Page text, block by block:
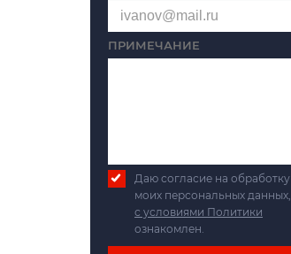
ПРИМЕЧАНИЕ
Даю согласие на обработку
моих персональных данных,
с условиями Политики
ознакомлен.